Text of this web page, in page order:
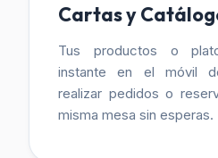
Cartas y
Tus productos o
instante en el móvil
realizar pedidos o
misma mesa sin esperas.